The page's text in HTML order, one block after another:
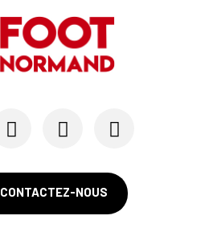
CONTACTEZ-NOUS